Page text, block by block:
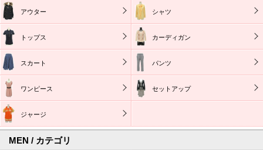
アウター シャツ
トップス カーディガン
スカート パンツ
ワンピース セットアップ
ジャージ
MEN / カテゴリ